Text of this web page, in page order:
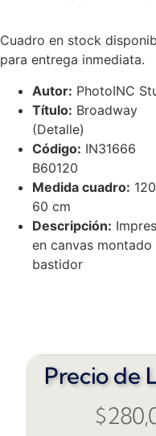
Cuadro en stock
para entrega inmediata.
Autor: PhotoINC
Título: Broadway
(Detalle)
Código: IN31666
B60120
Medida cuadro:
60 cm
Descripción:
en canvas montado
bastidor
Precio de
$